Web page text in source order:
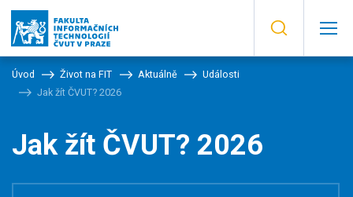
Úvod Život na FIT Aktuálně
Události
Jak žít ČVUT? 2026
Jak žít ČVUT? 2026